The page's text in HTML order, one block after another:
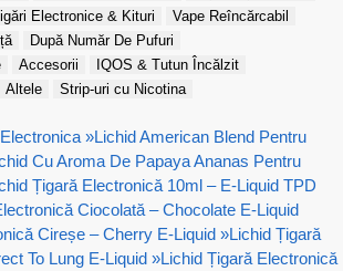
Electronice & Kituri
Vape Reîncărcabil
După Număr De Pufuri
Accesorii
IQOS & Tutun Încălzit
Altele
Strip-uri cu Nicotina
»Lichid American Blend Pentru
Cu Aroma De Papaya Ananas Pentru
Țigară Electronică 10ml – E-Liquid TPD
Ciocolată – Chocolate E-Liquid
Cireșe – Cherry E-Liquid »Lichid Țigară
To Lung E-Liquid »Lichid Țigară Electronică